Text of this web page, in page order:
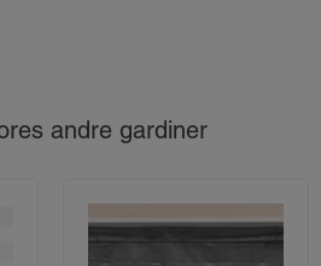
andre gardiner